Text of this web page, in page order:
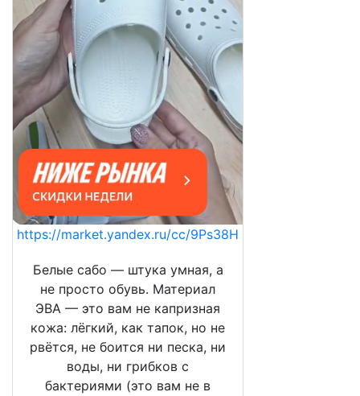
https://market.yandex.ru/cc/9Ps38H
Белые сабо — штука умная, а
не просто обувь. Материал
ЭВА — это вам не капризная
кожа: лёгкий, как тапок, но не
рвётся, не боится ни песка, ни
воды, ни грибков с
бактериями (это вам не в